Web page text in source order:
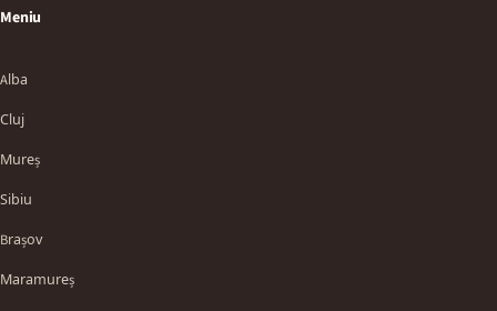
Meniu
Alba
Cluj
Mureș
Sibiu
Brașov
Maramureș